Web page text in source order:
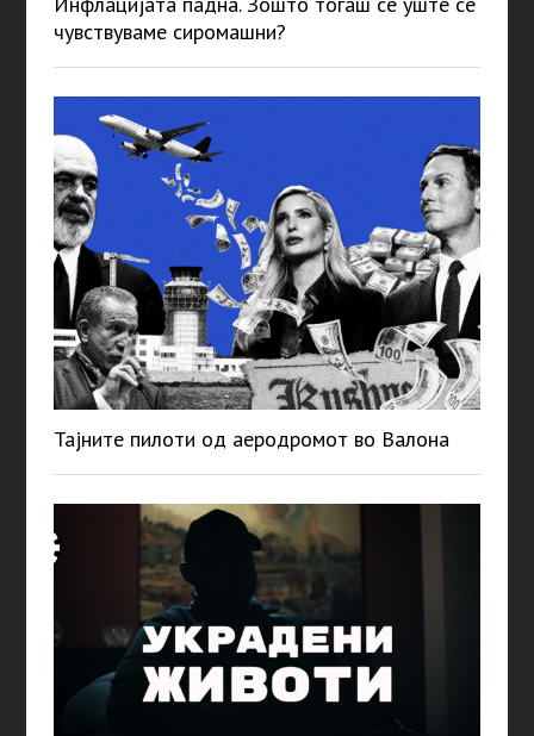
чувствуваме сиромашни?
Тајните пилоти од аеродромот во Валона